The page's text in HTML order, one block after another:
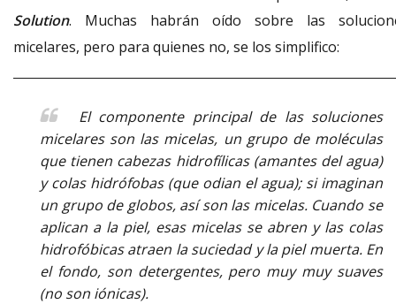
Solution. Muchas habrán oído sobre las
micelares, pero para quienes no, se los simplifico:
El componente principal de las soluciones
micelares son las micelas, un grupo de moléculas
que tienen cabezas hidrofílicas (amantes del agua)
y colas hidrófobas (que odian el agua); si imaginan
un grupo de globos, así son las micelas. Cuando se
aplican a la piel, esas micelas se abren y las colas
hidrofóbicas atraen la suciedad y la piel muerta. En
el fondo, son detergentes, pero muy muy suaves
(no son iónicas).